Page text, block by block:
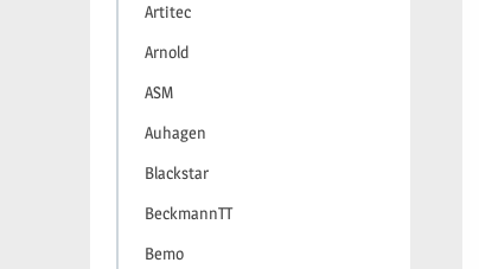
Artitec
Arnold
ASM
Auhagen
Blackstar
BeckmannTT
Bemo